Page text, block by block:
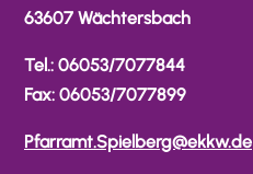
63607 Wächtersbach
Tel.: 06053/7077844
Fax: 06053/7077899
Pfarramt.Spielberg@ekkw.de